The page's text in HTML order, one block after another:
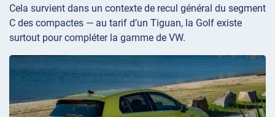
Cela survient dans un contexte de recul général du segment
C des compactes — au tarif d’un Tiguan, la Golf existe
surtout pour compléter la gamme de VW.